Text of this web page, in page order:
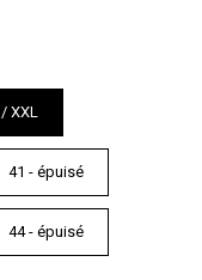
38 / XXL
41 - épuisé
44 - épuisé